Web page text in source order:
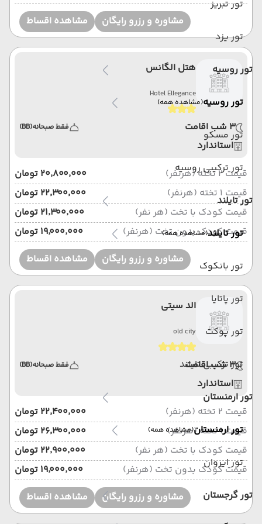
تور تبریز
تور یزد
تور روسیه
تور روسیه(مشاهده همه)
تور مسکو
تور ترکیبی روسیه
تور تایلند
تور تایلند(مشاهده همه)
تور بانکوک
تور پاتایا
تور پوکت
تور ترکیبی تایلند
تور ارمنستان
تور ارمنستان(مشاهده همه)
تور ایروان
تور گرجستان
مشاوره و رزرو رایگان
مشاهده اقساط
هتل الگانس
Hotel Ellegance
3 شب اقامت فقط صبحانه(BB)
استاندارد
قیمت 2 تخته (هرنفر)
۲۰٬۸۰۰٬۰۰۰ تومان
قیمت 1 تخته (هرنفر)
۲۲٬۳۰۰٬۰۰۰ تومان
قیمت کودک با تخت (هر نفر)
۲۱٬۳۰۰٬۰۰۰ تومان
قیمت کودک بدون تخت (هرنفر)
۱۹٬۰۰۰٬۰۰۰ تومان
مشاوره و رزرو رایگان
مشاهده اقساط
الد سیتی
old city
3 شب اقامت فقط صبحانه(BB)
استاندارد
قیمت 2 تخته (هرنفر)
۲۲٬۴۰۰٬۰۰۰ تومان
قیمت 1 تخته (هرنفر)
۲۶٬۳۰۰٬۰۰۰ تومان
قیمت کودک با تخت (هر نفر)
۲۲٬۹۰۰٬۰۰۰ تومان
قیمت کودک بدون تخت (هرنفر)
۱۹٬۰۰۰٬۰۰۰ تومان
مشاوره و رزرو رایگان
مشاهده اقساط